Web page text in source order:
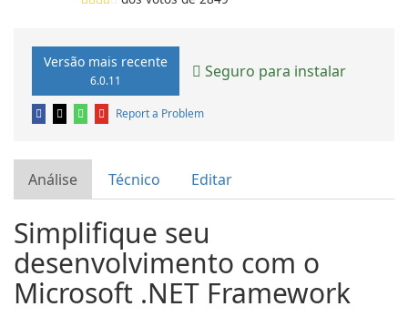
Versão mais recente
6.0.11 Seguro para instalar
Report a Problem
Análise Técnico Editar
Simplifique seu
desenvolvimento com o
Microsoft .NET Framework